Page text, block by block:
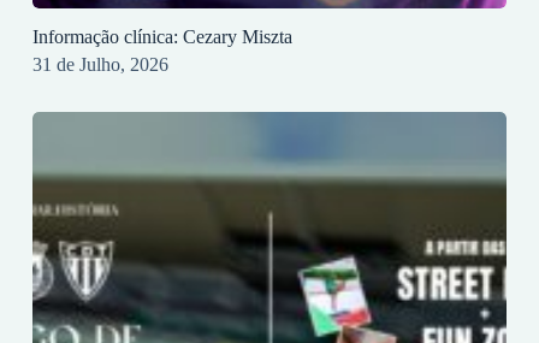
Informação clínica: Cezary Miszta
31 de Julho, 2026